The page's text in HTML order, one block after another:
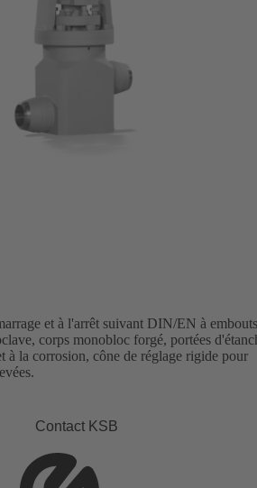
et à l'arrêt suivant DIN/EN à
corps monobloc forgé, portées
à la corrosion, cône de réglage rigide pour
Contact KSB